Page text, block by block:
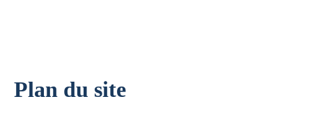
Plan du site